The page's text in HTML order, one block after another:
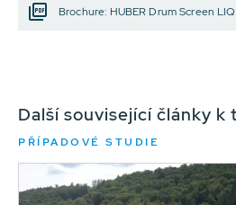
Brochure: HUBER Drum Screen
Další související články
PŘÍPADOVÉ STUDIE